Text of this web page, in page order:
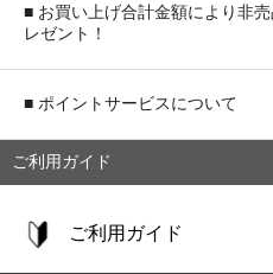
■ お買い上げ合計金額により非
レゼント！
■ ポイントサービスについて
ご利用ガイド
ご利用ガイド